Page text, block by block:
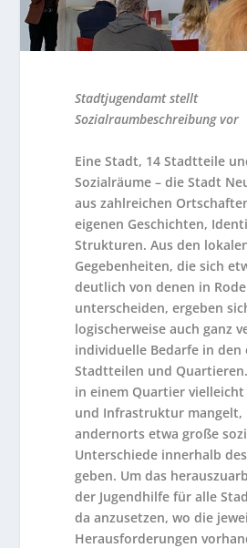
Stadtjugendamt stellt
Sozialraumbeschreibung vor
Eine Stadt, 14 Stadtteile
Sozialräume – die Stadt
aus zahlreichen
eigenen Geschichten,
Strukturen. Aus den
Gegebenheiten, die sich
deutlich von denen in
unterscheiden, ergeben
logischerweise auch ganz
individuelle Bedarfe in den
Stadtteilen und
in einem Quartier
und Infrastruktur mangelt,
andernorts etwa große
Unterschiede innerhalb
geben. Um das
der Jugendhilfe für alle
da anzusetzen, wo die
Herausforderungen